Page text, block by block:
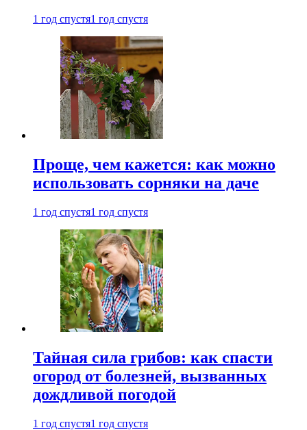
1 год спустя1 год спустя
Проще, чем кажется: как можно
использовать сорняки на даче
1 год спустя1 год спустя
Тайная сила грибов: как спасти
огород от болезней, вызванных
дождливой погодой
1 год спустя1 год спустя